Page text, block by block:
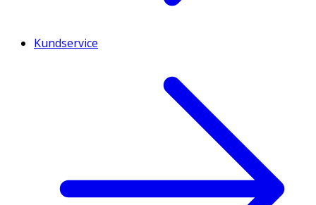
Kundservice